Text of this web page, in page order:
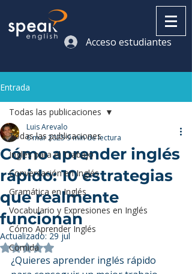
Acceso estudiantes
Entrada
Todas las publicaciones
Inglés para el Trabajo
Conversación en Inglés
Gramática en Inglés
Vocabulario y Expresiones en Inglés
Cómo Aprender Inglés
Comida
Todas las publicaciones
Cómo aprender inglés
rápido: 10 estrategias
que realmente
funcionan
Luis Arevalo
6 mar 2025 9 min de lectura
Actualizado: 29 jul
Obtuvo NaN de 5 estrellas.
¿Quieres aprender inglés rápido